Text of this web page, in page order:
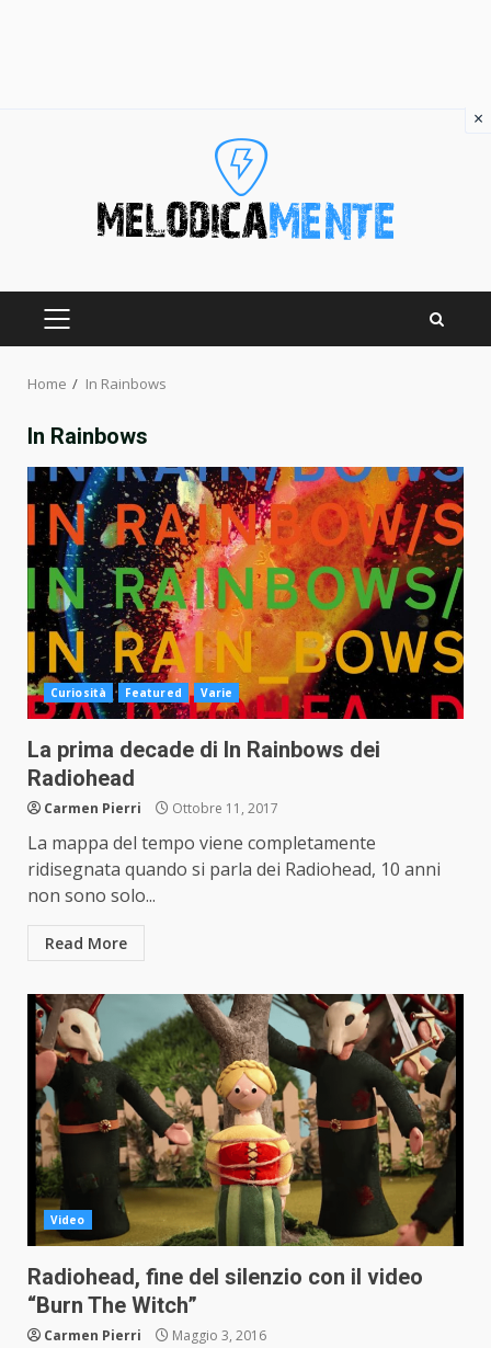
PRIMARY
Home In Rainbows
In Rainbows
Curiosità Featured Varie
La prima decade di In Rainbows dei
Radiohead
Carmen Pierri Ottobre 11, 2017
La mappa del tempo viene completamente
ridisegnata quando si parla dei Radiohead, 10 anni
non sono solo...
Read More
Video
Radiohead, fine del silenzio con il video
“Burn The Witch”
Carmen Pierri Maggio 3, 2016
×